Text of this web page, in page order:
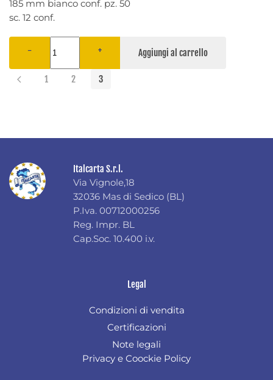
185 mm bianco conf. pz. 50
sc. 12 conf.
− +
1 2 3
Italcarta S.r.l.
Via Vignole,18
32036 Mas di Sedico (BL)
P.Iva. 00712000256
Reg. Impr. BL
Cap.Soc. 10.400 i.v.
Legal
Condizioni di vendita
Certificazioni
Note legali
Privacy e Coockie Policy